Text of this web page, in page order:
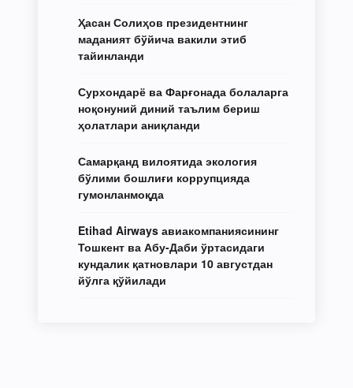
Ҳасан Солиҳов президентнинг
маданият бўйича вакили этиб
тайинланди
Сурхондарё ва Фарғонада болаларга
ноқонуний диний таълим бериш
ҳолатлари аниқланди
Самарқанд вилоятида экология
бўлими бошлиғи коррупцияда
гумонланмоқда
Etihad Airways авиакомпаниясининг
Тошкент ва Абу-Даби ўртасидаги
кундалик қатновлари 10 августдан
йўлга қўйилади